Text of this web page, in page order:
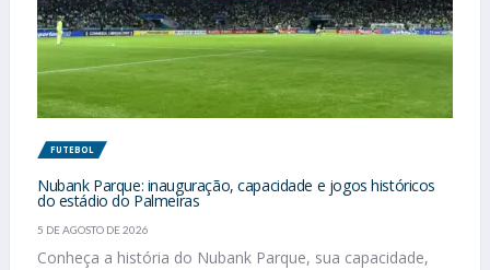
FUTEBOL
Nubank Parque: inauguração, capacidade e jogos históricos
do estádio do Palmeiras
5 DE AGOSTO DE 2026
Conheça a história do Nubank Parque, sua capacidade,